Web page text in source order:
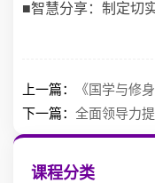
■智慧分享：制定切
上一篇：
《国学与修
下一篇： 全面领导力
课程分类